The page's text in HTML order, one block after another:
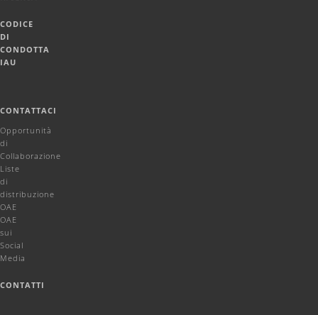
CODICE
DI
CONDOTTA
IAU
CONTATTACI
Opportunità
di
Collaborazione
Liste
di
distribuzione
OAE
OAE
sui
Social
Media
CONTATTI